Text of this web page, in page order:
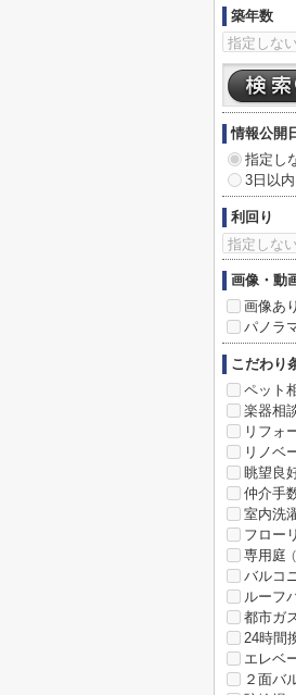
築年数
情報公開
指定し
3日以内
利回り
画像・動
画像あり
パノラ
こだわり
ペット
楽器相
リフォ
リノベ
眺望良
仲介手
室内洗
フロー
専用庭
バルコ
ルーフ
都市ガ
24時間
エレベ
２面バ